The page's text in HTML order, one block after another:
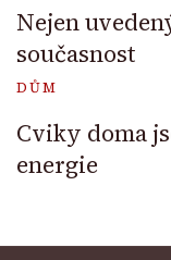
Nejen
současnost
DŮM
Cviky doma
energie